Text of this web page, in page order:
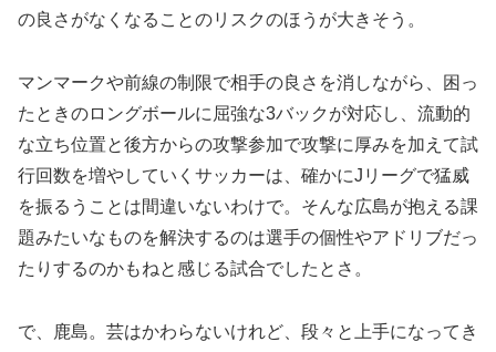
の良さがなくなることのリスクのほうが大きそう。
マンマークや前線の制限で相手の良さを消しながら、困っ
たときのロングボールに屈強な3バックが対応し、流動的
な立ち位置と後方からの攻撃参加で攻撃に厚みを加えて試
行回数を増やしていくサッカーは、確かにJリーグで猛威
を振るうことは間違いないわけで。そんな広島が抱える課
題みたいなものを解決するのは選手の個性やアドリブだっ
たりするのかもねと感じる試合でしたとさ。
で、鹿島。芸はかわらないけれど、段々と上手になってき